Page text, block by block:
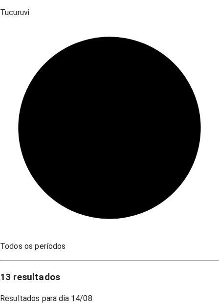
Tucuruvi
Todos os períodos
13 resultados
Resultados para dia 14/08